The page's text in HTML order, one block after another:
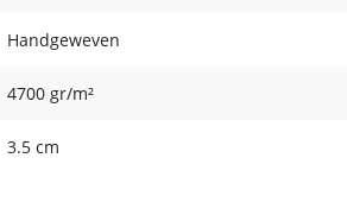
Handgeweven
4700 gr/m²
3.5 cm